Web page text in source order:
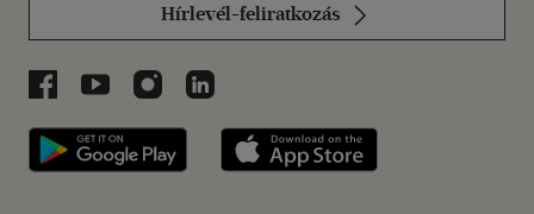
Hírlevél-feliratkozás
Libri a Facebookon
Libri a Youtube-on
Libri az Instagramon
Libri a LinkedInen
Libri applikáció Szerezd meg: Google